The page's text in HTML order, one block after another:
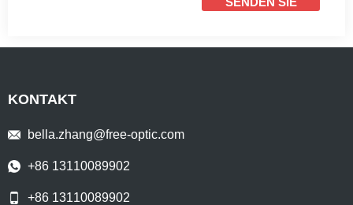
KONTAKT
bella.zhang@free-optic.com
+86 13110089902
+86 13110089902